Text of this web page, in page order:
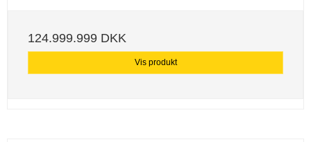
124.999.999 DKK
Vis produkt